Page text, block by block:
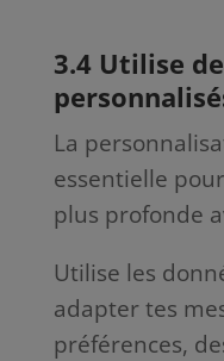
3.4 Utilise
La
essentielle
plus profonde
Utilise les
adapter tes
préférences,